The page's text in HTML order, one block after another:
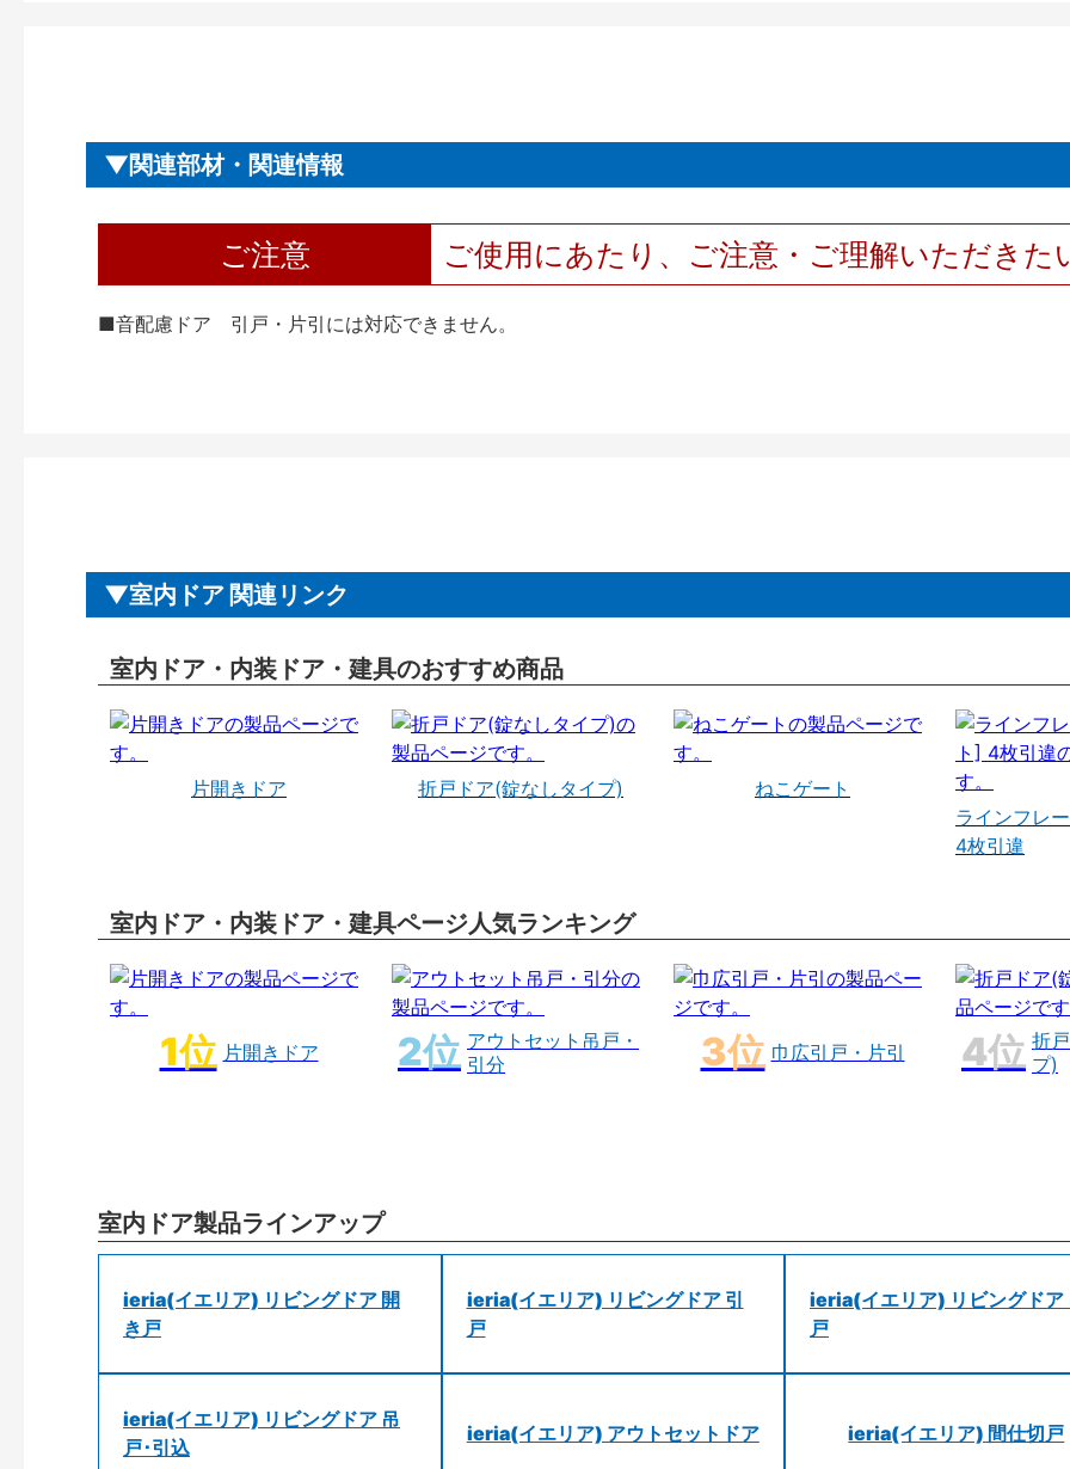
関連部材・関連情報
ご注意 ご使用にあたり、ご注意・ご理解いただきた
■音配慮ドア 引戸・片引には対応できません。
室内ドア 関連リンク
室内ドア・内装ドア・建具のおすすめ商品
片開きドア 折戸ドア(錠なしタイプ)
ねこゲート
ラインフレ
4枚引違
室内ドア・内装ドア・建具ページ人気ランキング
片開きドア
アウトセット吊戸・
引分
巾広引戸・片引
折
プ)
室内ドア製品ラインアップ
ieria(イエリア) リビングドア 開
き戸
ieria(イエリア) リビングドア 引
戸
ieria(イエリア) リビングドア
戸
ieria(イエリア) リビングドア 吊
戸･引込
ieria(イエリア) アウトセットドア ieria(イエリア) 間仕切戸